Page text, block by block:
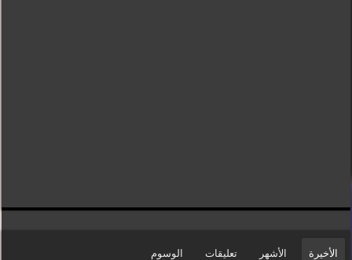
الأخيرة الأشهر تعليقات الوسوم